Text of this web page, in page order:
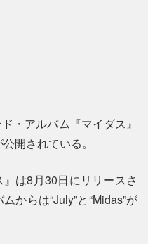
・アルバム『マイダス』
開されている。
は8月30日にリリースさ
からは“July”と“Midas”が